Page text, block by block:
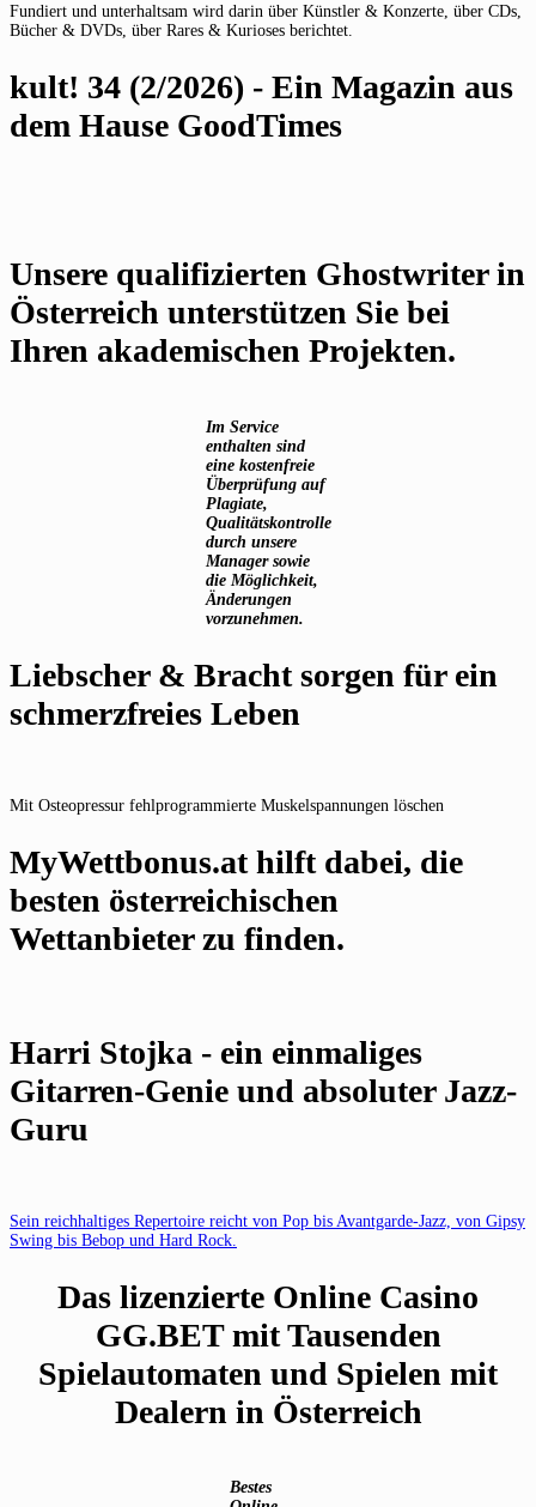
Fundiert und unterhaltsam wird darin über Künstler & Konzerte, über CDs,
Bücher & DVDs, über Rares & Kurioses berichtet.
kult! 34 (2/2026) - Ein Magazin aus
dem Hause GoodTimes
Unsere qualifizierten Ghostwriter in
Österreich unterstützen Sie bei
Ihren akademischen Projekten.
Im Service
enthalten sind
eine kostenfreie
Überprüfung auf
Plagiate,
Qualitätskontrolle
durch unsere
Manager sowie
die Möglichkeit,
Änderungen
vorzunehmen.
Liebscher & Bracht sorgen für ein
schmerzfreies Leben
Mit Osteopressur fehlprogrammierte Muskelspannungen löschen
MyWettbonus.at hilft dabei, die
besten österreichischen
Wettanbieter zu finden.
Harri Stojka - ein einmaliges
Gitarren-Genie und absoluter Jazz-
Guru
Sein reichhaltiges Repertoire reicht von Pop bis Avantgarde-Jazz, von Gipsy
Swing bis Bebop und Hard Rock.
Das lizenzierte Online Casino
GG.BET mit Tausenden
Spielautomaten und Spielen mit
Dealern in Österreich
Bestes